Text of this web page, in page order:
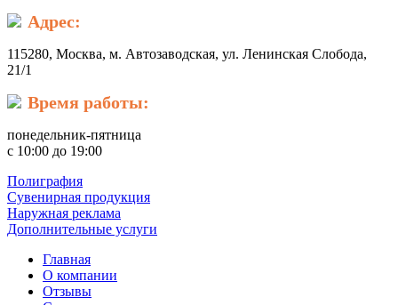
Адрес:
115280, Москва, м. Автозаводская, ул. Ленинская Слобода,
21/1
Время работы:
понедельник-пятница
с 10:00 до 19:00
Полиграфия
Сувенирная продукция
Наружная реклама
Дополнительные услуги
Главная
О компании
Отзывы